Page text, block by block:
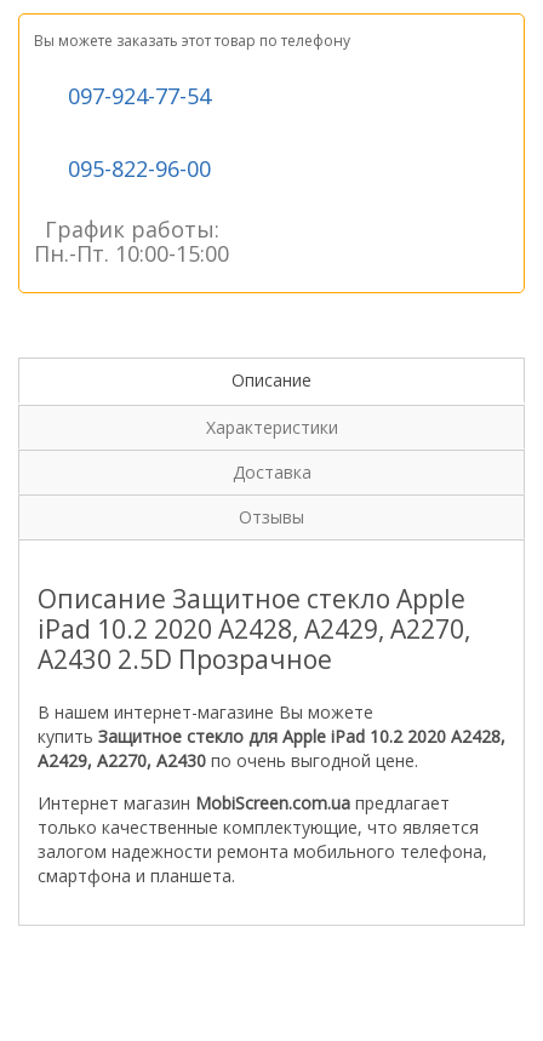
Вы можете заказать этот товар по телефону
097-924-77-54
095-822-96-00
График работы:
Пн.-Пт. 10:00-15:00
Описание
Характеристики
Доставка
Отзывы
Описание Защитное стекло Apple
iPad 10.2 2020 A2428, A2429, A2270,
A2430 2.5D Прозрачное
В нашем интернет-магазине Вы можете
купить Защитное стекло для Apple iPad 10.2 2020 A2428,
A2429, A2270, A2430 по очень выгодной цене.
Интернет магазин MobiScreen.com.ua предлагает
только качественные комплектующие, что является
залогом надежности ремонта мобильного телефона,
смартфона и планшета.